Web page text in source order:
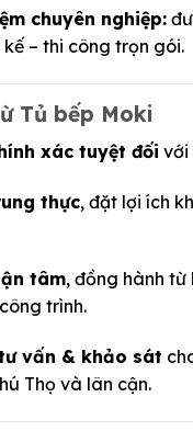
chuyên nghiệp:
– thi công trọn gói.
Tủ bếp Moki
xác tuyệt đối với
thực, đặt lợi ích
tâm, đồng hành từ
trình.
vấn & khảo sát
Thọ và lân cận.